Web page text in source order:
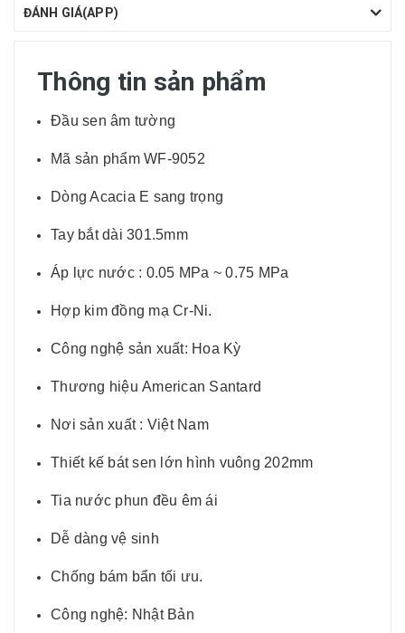
ĐÁNH GIÁ(APP)
Thông tin sản phẩm
Đầu sen âm tường
Mã sản phẩm WF-9052
Dòng Acacia E sang trọng
Tay bắt dài 301.5mm
Áp lực nước : 0.05 MPa ~ 0.75 MPa
Hợp kim đồng mạ Cr-Ni.
Công nghệ sản xuất: Hoa Kỳ
Thương hiệu American Santard
Nơi sản xuất : Việt Nam
Thiết kế bát sen lớn hình vuông 202mm
Tia nước phun đều êm ái
Dễ dàng vệ sinh
Chống bám bẩn tối ưu.
Công nghệ: Nhật Bản